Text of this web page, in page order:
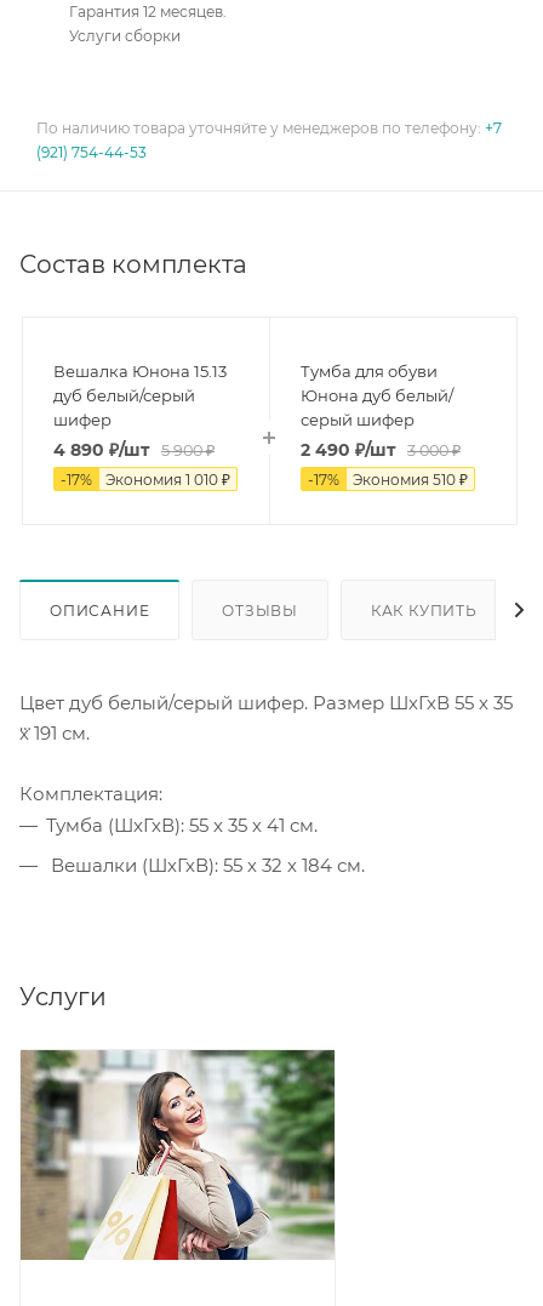
Гарантия 12 месяцев.
Услуги сборки
По наличию товара уточняйте у менеджеров по телефону: +7
(921) 754-44-53
Состав комплекта
Вешалка Юнона 15.13
дуб белый/серый
шифер
4 890 ₽/шт 5 900₽
-17% Экономия 1 010₽
Тумба для обуви
Юнона дуб белый/
серый шифер
2 490 ₽/шт 3 000₽
-17% Экономия 510 ₽
ОПИСАНИЕ ОТЗЫВЫ КАК КУПИТЬ
Цвет дуб белый/серый шифер. Размер ШхГхВ 55 х 35
х 191 см.
Комплектация:
Тумба (ШхГхВ): 55 х 35 х 41 см.
Вешалки (ШхГхВ): 55 х 32 х 184 см.
Услуги